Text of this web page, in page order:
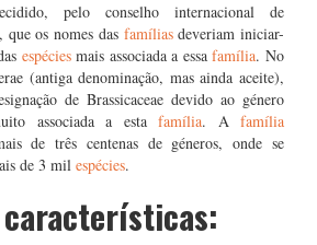
pelo conselho internacional de
os nomes das famíliasdeveriam iniciar-
espéciesmais associada a essafamília. No
(antiga denominação, mas ainda aceite),
de Brassicaceae devido ao género
associada a esta família. A família
de três centenas de géneros, onde se
de 3 mil espécies.